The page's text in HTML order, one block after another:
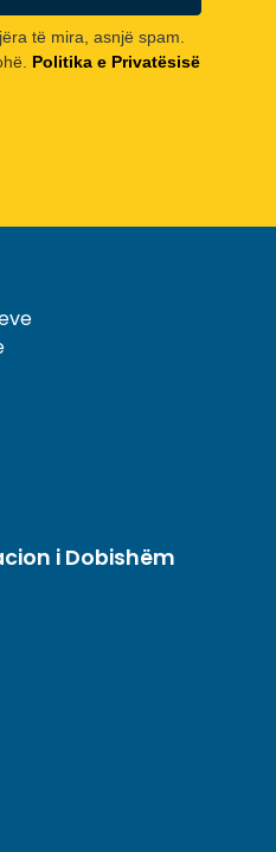
të mira, asnjë spam.
Politika e Privatësisë
i Dobishëm